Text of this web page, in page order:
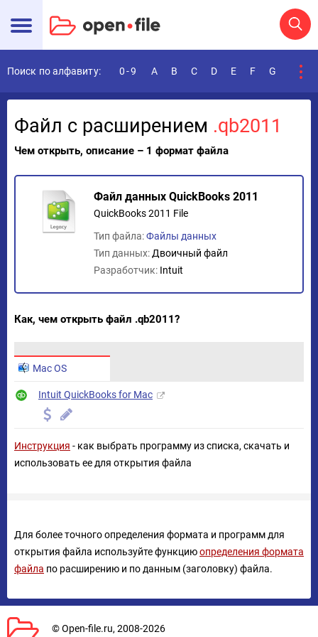
Поиск по алфавиту: 0-9 A B C D E F G
Файл с расширением .qb2011
Чем открыть, описание – 1 формат файла
Файл данных QuickBooks 2011
QuickBooks 2011 File
Тип файла:Файлы данных
Тип данных: Двоичный файл
Разработчик: Intuit
Как, чем открыть файл .qb2011?
Mac OS
Intuit QuickBooks for Mac
Инструкция - как выбрать программу из списка, скачать и
использовать ее для открытия файла
Для более точного определения формата и программ для
открытия файла используйте функциюопределения формата
файла по расширению и по данным (заголовку) файла.
© Open-file.ru, 2008-2026